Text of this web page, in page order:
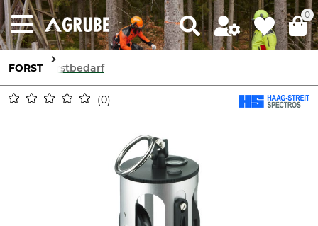
0
FORST Forstbedarf
0